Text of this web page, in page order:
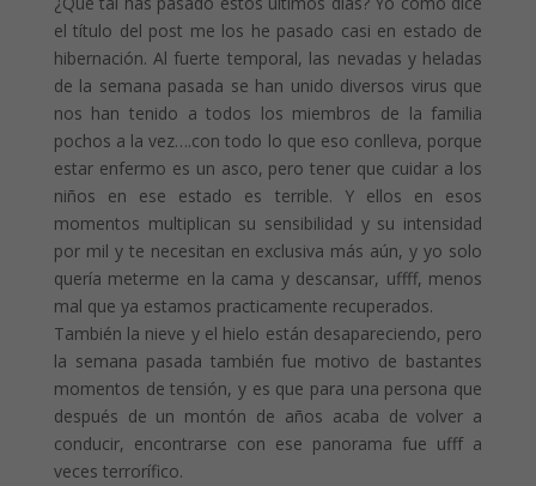
el título del post me los he pasado casi en estado de
hibernación. Al fuerte temporal, las nevadas y heladas
de la semana pasada se han unido diversos virus que
nos han tenido a todos los miembros de la familia
pochos a la vez….con todo lo que eso conlleva, porque
estar enfermo es un asco, pero tener que cuidar a los
niños en ese estado es terrible. Y ellos en esos
momentos multiplican su sensibilidad y su intensidad
por mil y te necesitan en exclusiva más aún, y yo solo
quería meterme en la cama y descansar, uffff, menos
mal que ya estamos practicamente recuperados.
También la nieve y el hielo están desapareciendo, pero
la semana pasada también fue motivo de bastantes
momentos de tensión, y es que para una persona que
después de un montón de años acaba de volver a
conducir, encontrarse con ese panorama fue ufff a
veces terrorífico.